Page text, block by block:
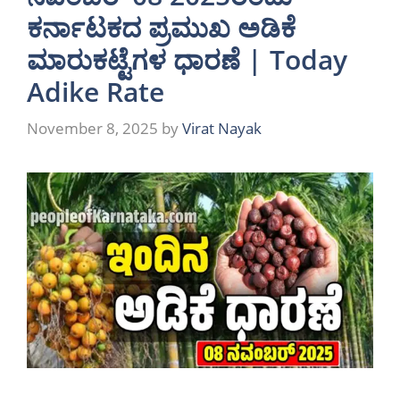
ಕರ್ನಾಟಕದ ಪ್ರಮುಖ ಅಡಿಕೆ
ಮಾರುಕಟ್ಟೆಗಳ ಧಾರಣೆ | Today
Adike Rate
November 8, 2025 byVirat Nayak